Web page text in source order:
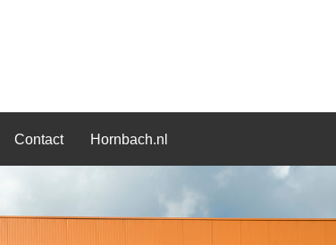
Contact Hornbach.nl